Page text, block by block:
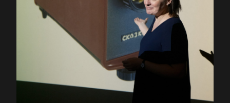
СКАЗКИ В ТЕМНОТЕ